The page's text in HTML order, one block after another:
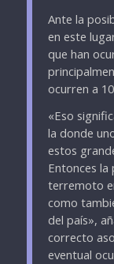
Ante la
en este
que han
ocurren a
«Eso
la donde
estos
Entonces la
terremoto
como
del país»,
correcto
eventual